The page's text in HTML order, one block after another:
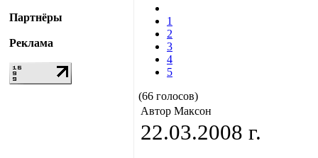
Партнёры
Реклама
1
2
3
4
5
(66 голосов)
Автор Максон
22.03.2008 г.